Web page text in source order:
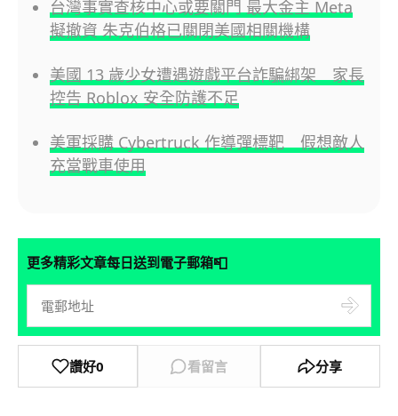
台灣事實查核中心或要關門 最大金主 Meta
擬撤資 朱克伯格已關閉美國相關機構
美國 13 歲少女遭遇遊戲平台詐騙綁架 家長
控告 Roblox 安全防護不足
美軍採購 Cybertruck 作導彈標靶 假想敵人
充當戰車使用
更多精彩文章每日送到電子郵箱📮
讚好0 看留言 分享